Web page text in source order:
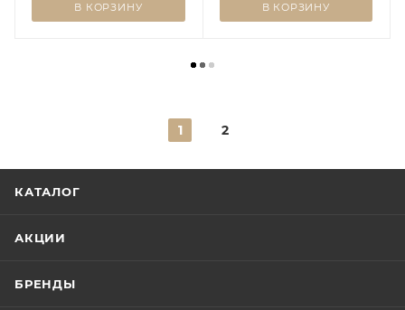
В КОРЗИНУ В КОРЗИНУ
1 2
КАТАЛОГ
АКЦИИ
БРЕНДЫ